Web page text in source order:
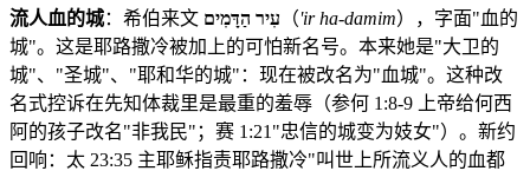
流人血的城：希伯来文 עִיר הַדָּמִים （'ir ha-damim），字面"血的
城"。这是耶路撒冷被加上的可怕新名号。本来她是"大卫的
城"、"圣城"、"耶和华的城"：现在被改名为"血城"。这种改
名式控诉在先知体裁里是最重的羞辱（参何 1:8-9 上帝给何西
阿的孩子改名"非我民"；赛 1:21"忠信的城变为妓女"）。新约
回响：太 23:35 主耶稣指责耶路撒冷"叫世上所流义人的血都